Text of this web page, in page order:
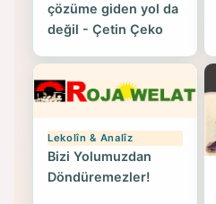
çözüme giden yol da
değil - Çetin Çeko
Lekolîn & Analîz
Bizi Yolumuzdan
Döndüremezler!